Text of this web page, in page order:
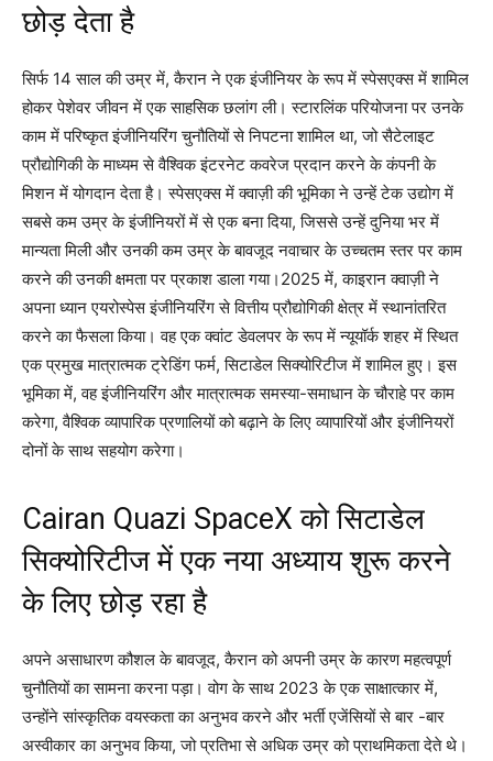
छोड़ देता है
सिर्फ 14 साल की उम्र में, कैरान ने एक इंजीनियर के रूप में स्पेसएक्स में शामिल
होकर पेशेवर जीवन में एक साहसिक छलांग ली। स्टारलिंक परियोजना पर उनके
काम में परिष्कृत इंजीनियरिंग चुनौतियों से निपटना शामिल था, जो सैटेलाइट
प्रौद्योगिकी के माध्यम से वैश्विक इंटरनेट कवरेज प्रदान करने के कंपनी के
मिशन में योगदान देता है। स्पेसएक्स में क्वाज़ी की भूमिका ने उन्हें टेक उद्योग में
सबसे कम उम्र के इंजीनियरों में से एक बना दिया, जिससे उन्हें दुनिया भर में
मान्यता मिली और उनकी कम उम्र के बावजूद नवाचार के उच्चतम स्तर पर काम
करने की उनकी क्षमता पर प्रकाश डाला गया। 2025 में, काइरान क्वाज़ी ने
अपना ध्यान एयरोस्पेस इंजीनियरिंग से वित्तीय प्रौद्योगिकी क्षेत्र में स्थानांतरित
करने का फैसला किया। वह एक क्वांट डेवलपर के रूप में न्यूयॉर्क शहर में स्थित
एक प्रमुख मात्रात्मक ट्रेडिंग फर्म, सिटाडेल सिक्योरिटीज में शामिल हुए। इस
भूमिका में, वह इंजीनियरिंग और मात्रात्मक समस्या-समाधान के चौराहे पर काम
करेगा, वैश्विक व्यापारिक प्रणालियों को बढ़ाने के लिए व्यापारियों और इंजीनियरों
दोनों के साथ सहयोग करेगा।
Cairan Quazi SpaceX को सिटाडेल
सिक्योरिटीज में एक नया अध्याय शुरू करने
के लिए छोड़ रहा है
अपने असाधारण कौशल के बावजूद, कैरान को अपनी उम्र के कारण महत्वपूर्ण
चुनौतियों का सामना करना पड़ा। वोग के साथ 2023 के एक साक्षात्कार में,
उन्होंने सांस्कृतिक वयस्कता का अनुभव करने और भर्ती एजेंसियों से बार -बार
अस्वीकार का अनुभव किया, जो प्रतिभा से अधिक उम्र को प्राथमिकता देते थे।